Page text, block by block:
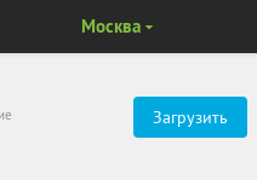
Загрузить
Москва